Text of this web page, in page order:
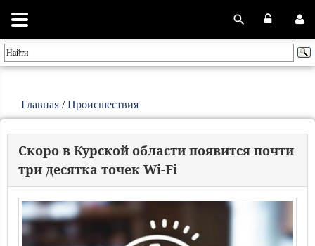
Главная /Происшествия
Скоро в Курской области появится почти
три десятка точек Wi-Fi